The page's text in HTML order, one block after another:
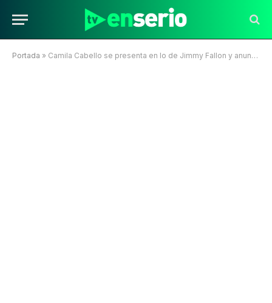
Portada » Camila Cabello se presenta en lo de Jimmy Fallon y anuncia el tracklist de su nuevo disco “C, XOXO”